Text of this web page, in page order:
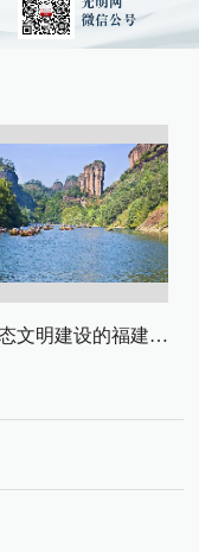
数字生态文明建设的福建路径与启示